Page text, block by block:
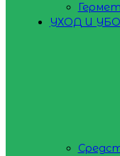
УХОД И